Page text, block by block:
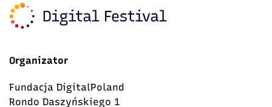
Organizator
Fundacja DigitalPoland
Rondo Daszyńskiego 1